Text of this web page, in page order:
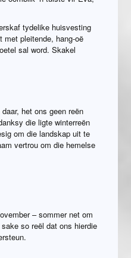
tydelike huisvesting
met pleitende, hang-oë
sal word. Skakel
het ons geen reën
die ligte winterreën
om die landskap uit te
vertrou om die hemelse
– sommer net om
so reël dat ons hierdie